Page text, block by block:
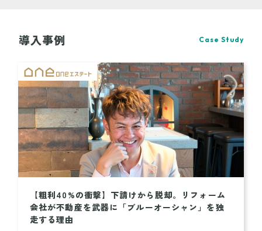
導入事例 Case Study
【粗利40%の衝撃】下請けから脱却。リフォーム
会社が不動産を武器に「ブルーオーシャン」を独
走する理由